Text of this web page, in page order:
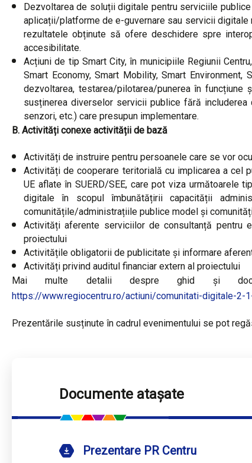
Dezvoltarea de soluții digitale pentru serviciile
aplicații/platforme de e-guvernare sau servicii
rezultatele obținute să ofere deschidere spre
accesibilitate.
Acțiuni de tip Smart City, în municipiile Regiunii
Smart Economy, Smart Mobility, Smart
dezvoltarea, testarea/pilotarea/punerea în
susținerea diverselor servicii publice fără includerea
senzori, etc.) care presupun implementare.
B. Activități conexe activității de bază
Activități de instruire pentru persoanele care se vor
Activități de cooperare teritorială cu implicarea a cel
UE aflate în SUERD/SEE, care pot viza următoarele
digitale în scopul îmbunătățirii capacității
comunitățile/administrațiile publice model și
Activități aferente serviciilor de consultanță pentru
proiectului
Activitățile obligatorii de publicitate și informare
Activități privind auditul financiar extern al proiectului
Mai multe detalii despre ghid și
https://www.regiocentru.ro/actiuni/comunitati-digitale-2-
Prezentările susținute în cadrul evenimentului se pot
Documente atașate
Prezentare PR Centru